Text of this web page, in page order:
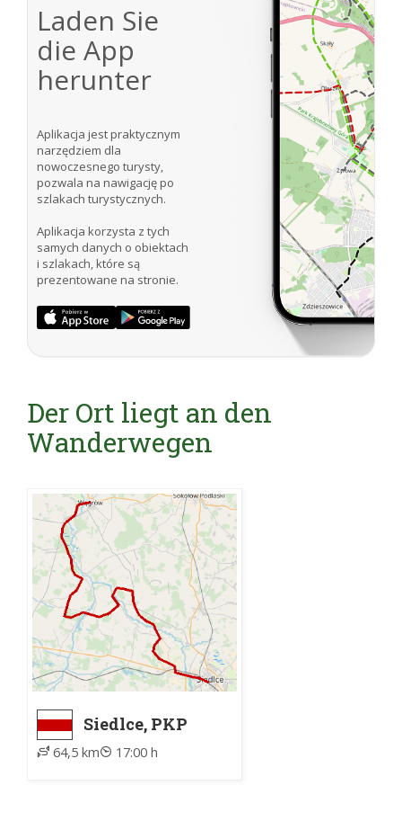
Laden Sie
die App
herunter
Aplikacja jest praktycznym
narzędziem dla
nowoczesnego turysty,
pozwala na nawigację po
szlakach turystycznych.
Aplikacja korzysta z tych
samych danych o obiektach
i szlakach, które są
prezentowane na stronie.
Der Ort liegt an den
Wanderwegen
Siedlce, PKP
dworzec -
Węgrów, PKS
64,5 km 17:00 h